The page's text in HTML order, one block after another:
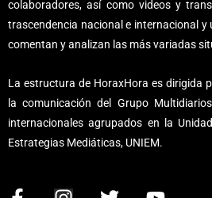
colaboradores, así como videos y
trascendencia nacional e internacional
comentan y analizan las más variadas
La estructura de HoraxHora es dirigida
la comunicación del Grupo
internacionales agrupados en la
Estrategias Mediáticas, UNIEM.